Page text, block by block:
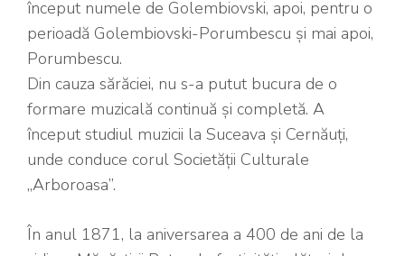
început numele de Golembiovski, apoi, pentru o
perioadă Golembiovski-Porumbescu și mai apoi,
Porumbescu.
Din cauza sărăciei, nu s-a putut bucura de o
formare muzicală continuă și completă. A
început studiul muzicii la Suceava și Cernăuți,
unde conduce corul Societății Culturale
„Arboroasa”.
În anul 1871, la aniversarea a 400 de ani de la